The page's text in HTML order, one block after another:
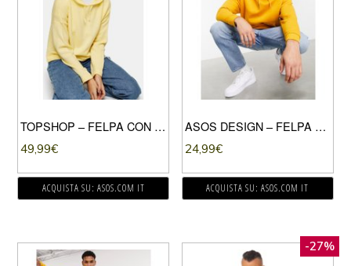
TOPSHOP – FELPA CON CAPPUCCIO IN MAGLIA COLOR LIMONE-GIALLO
49,99€
ACQUISTA SU: ASOS.COM IT
ASOS DESIGN – FELPA CON CAPPUCCIO GIALLA OVERSIZE IN COTONE ORGANICO-GIALLO
24,99€
ACQUISTA SU: ASOS.COM IT
-27%